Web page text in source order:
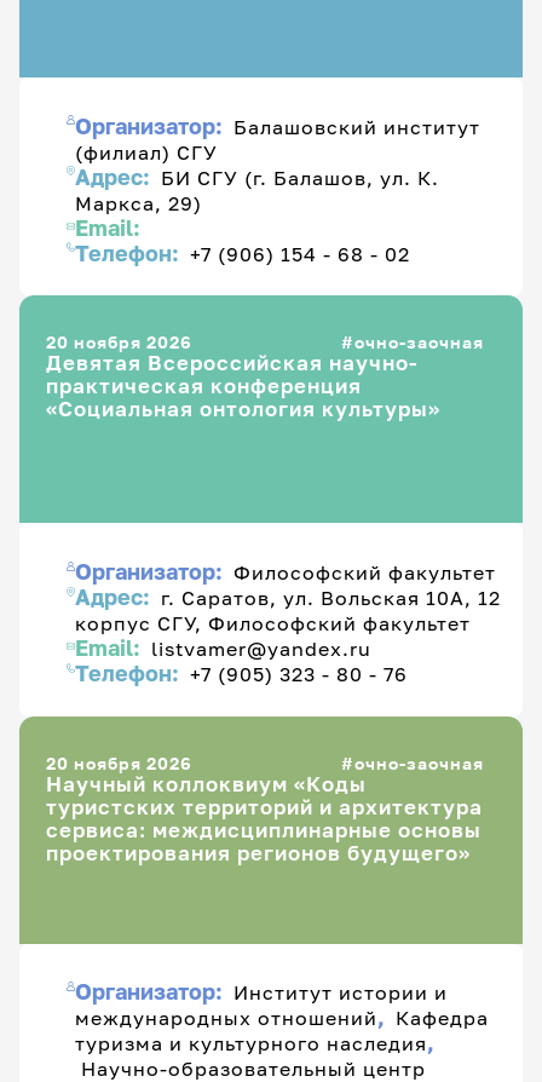
Организатор: Балашовский институт
(филиал) СГУ
Адрес: БИ СГУ (г. Балашов, ул. К.
Маркса, 29)
Email:
Телефон: +7 (906) 154 - 68 - 02
20 ноября 2026 очно-заочная
Девятая Всероссийская научно-
практическая конференция
«Социальная онтология культуры»
Организатор: Философский факультет
Адрес: г. Саратов, ул. Вольская 10А, 12
корпус СГУ, Философский факультет
Email: listvamer@yandex.ru
Телефон: +7 (905) 323 - 80 - 76
20 ноября 2026 очно-заочная
Научный коллоквиум «Коды
туристских территорий и архитектура
сервиса: междисциплинарные основы
проектирования регионов будущего»
Организатор: Институт истории и
международных отношений, Кафедра
туризма и культурного наследия,
Научно-образовательный центр